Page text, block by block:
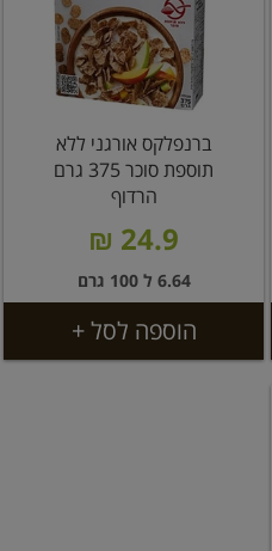
ברנפלקס אורגני ללא
תוספת סוכר 375 גרם
הרדוף
24.9 ₪
6.64 ל 100 גרם
הוספה לסל +